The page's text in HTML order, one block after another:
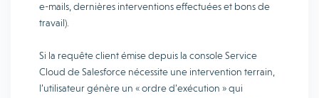
e-mails, dernières interventions effectuées et bons de
travail).
Si la requête client émise depuis la console Service
Cloud de Salesforce nécessite une intervention terrain,
l’utilisateur génère un « ordre d’exécution » qui